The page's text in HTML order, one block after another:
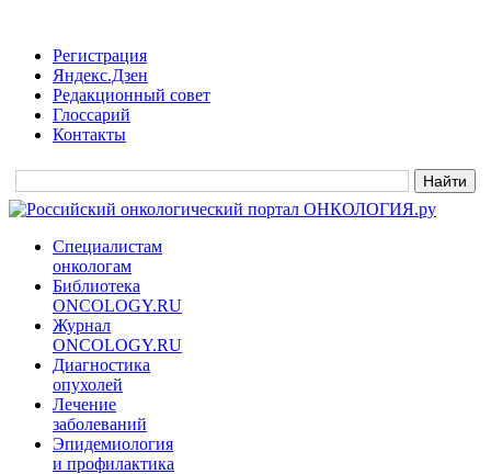
Регистрация
Яндекс.Дзен
Редакционный совет
Глоссарий
Контакты
Специалистам
онкологам
Библиотека
ONCOLOGY.RU
Журнал
ONCOLOGY.RU
Диагностика
опухолей
Лечение
заболеваний
Эпидемиология
и профилактика